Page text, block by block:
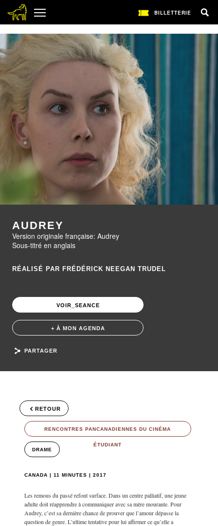
BILLETTERIE
AUDREY
Version originale française: Audrey
Sous-titré en anglais
RÉALISÉ PAR FRÉDÉRICK NEEGAN TRUDEL
VOIR_SEANCE
+ À MON AGENDA
PARTAGER
RETOUR
RENCONTRES PANCANADIENNES DU CINÉMA
ÉTUDIANT
DRAME
CANADA | 11 MINUTES | 2017
Les remous du passé refont surface. Dans un centre palliatif, une jeune
adulte doit réapprendre à communiquer avec sa mère mourante. Pour
Audrey, c’est sa dernière chance de prouver que l’amour dépasse la
question de genre. L’ultime tentative pour lui affirmer ce qu’elle a